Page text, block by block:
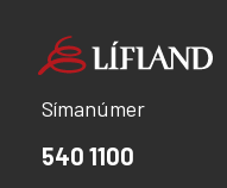
Símanúmer
540 1100